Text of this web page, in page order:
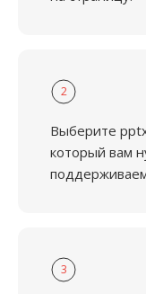
2
Выберите
который вам
3